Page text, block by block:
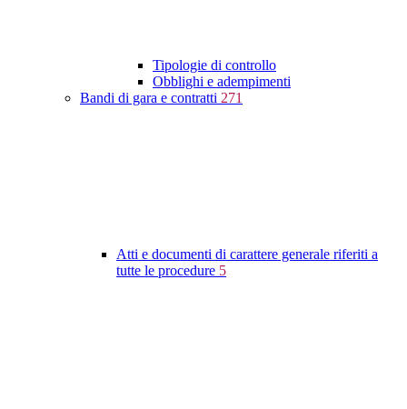
Tipologie di controllo
Obblighi e adempimenti
Bandi di gara e contratti 271
Atti e documenti di carattere generale riferiti a
tutte le procedure 5